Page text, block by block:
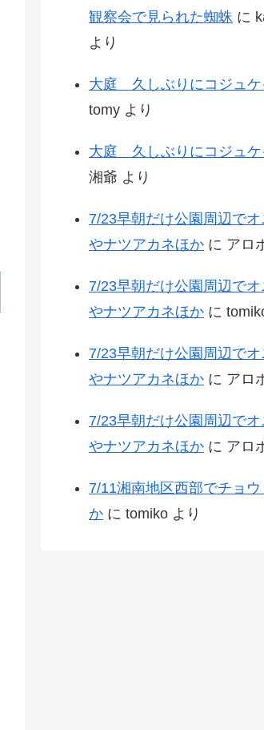
観察会で見られた蜘蛛 に
より
大庭 久しぶりにコジュケ
tomy より
大庭 久しぶりにコジュケ
湘爺 より
7/23早朝だけ公園周辺で
やナツアカネほか に アロ
7/23早朝だけ公園周辺で
やナツアカネほか に
7/23早朝だけ公園周辺で
やナツアカネほか に アロ
7/23早朝だけ公園周辺で
やナツアカネほか に アロ
7/11湘南地区西部でチョウ
か に tomiko より